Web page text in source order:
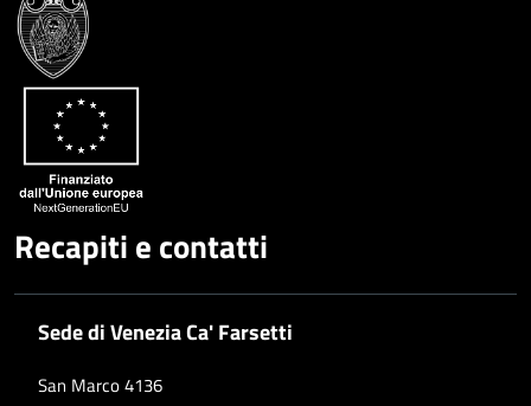
Recapiti e contatti
Sede di Venezia Ca' Farsetti
San Marco 4136